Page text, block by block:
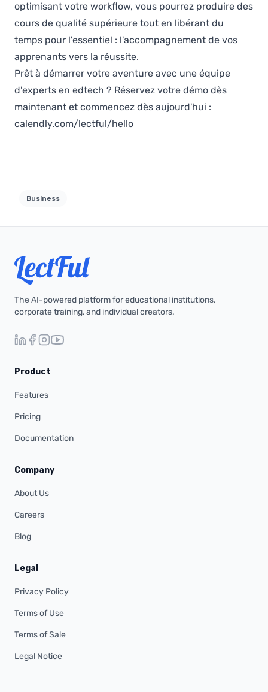
optimisant votre workflow, vous pourrez produire des
cours de qualité supérieure tout en libérant du
temps pour l'essentiel : l'accompagnement de vos
apprenants vers la réussite.
Prêt à démarrer votre aventure avec une équipe
d'experts en edtech ? Réservez votre démo dès
maintenant et commencez dès aujourd'hui :
calendly.com/lectful/hello
Business
The AI-powered platform for educational institutions,
corporate training, and individual creators.
Product
Features
Pricing
Documentation
Company
About Us
Careers
Blog
Legal
Privacy Policy
Terms of Use
Terms of Sale
Legal Notice